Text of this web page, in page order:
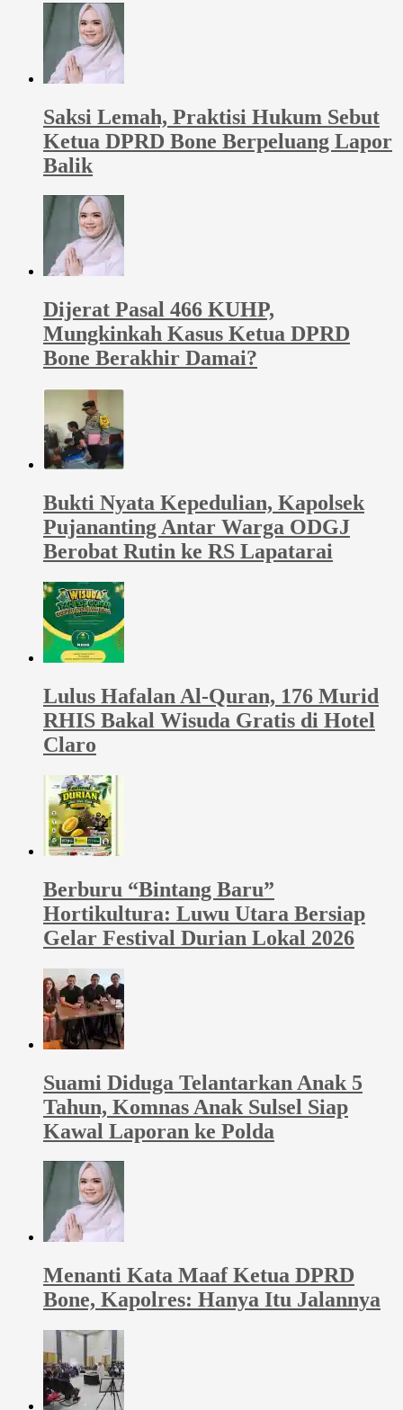
Saksi Lemah, Praktisi Hukum Sebut
Ketua DPRD Bone Berpeluang Lapor
Balik
Dijerat Pasal 466 KUHP,
Mungkinkah Kasus Ketua DPRD
Bone Berakhir Damai?
Bukti Nyata Kepedulian, Kapolsek
Pujananting Antar Warga ODGJ
Berobat Rutin ke RS Lapatarai
Lulus Hafalan Al-Quran, 176 Murid
RHIS Bakal Wisuda Gratis di Hotel
Claro
Berburu “Bintang Baru”
Hortikultura: Luwu Utara Bersiap
Gelar Festival Durian Lokal 2026
Suami Diduga Telantarkan Anak 5
Tahun, Komnas Anak Sulsel Siap
Kawal Laporan ke Polda
Menanti Kata Maaf Ketua DPRD
Bone, Kapolres: Hanya Itu Jalannya